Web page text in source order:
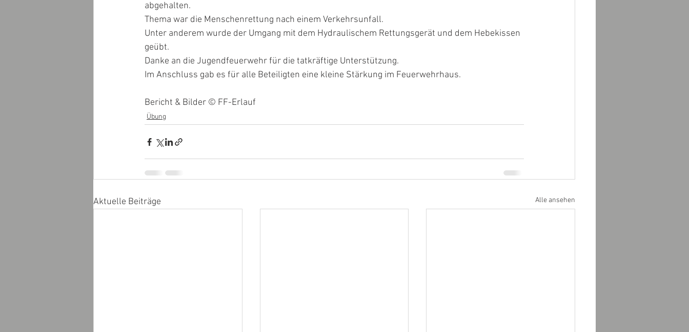
abgehalten.
Thema war die Menschenrettung nach einem Verkehrsunfall.
Unter anderem wurde der Umgang mit dem Hydraulischem Rettungsgerät und dem Hebekissen
geübt.
Danke an die Jugendfeuerwehr für die tatkräftige Unterstützung.
Im Anschluss gab es für alle Beteiligten eine kleine Stärkung im Feuerwehrhaus.
Bericht & Bilder © FF-Erlauf
Übung
Aktuelle Beiträge Alle ansehen